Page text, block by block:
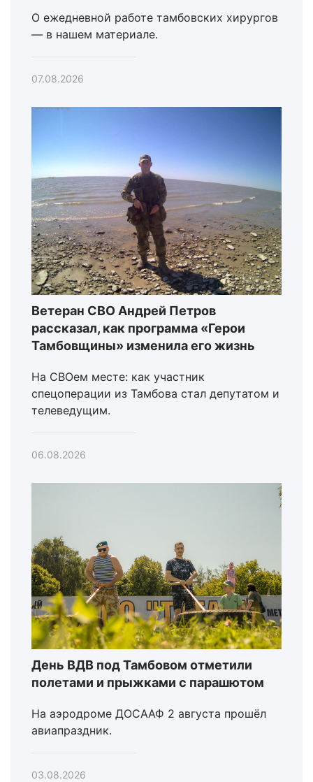
О ежедневной работе тамбовских хирургов
— в нашем материале.
07.08.2026
Ветеран СВО Андрей Петров
рассказал, как программа «Герои
Тамбовщины» изменила его жизнь
На СВОем месте: как участник
спецоперации из Тамбова стал депутатом и
телеведущим.
06.08.2026
День ВДВ под Тамбовом отметили
полетами и прыжками с парашютом
На аэродроме ДОСААФ 2 августа прошёл
авиапраздник.
03.08.2026